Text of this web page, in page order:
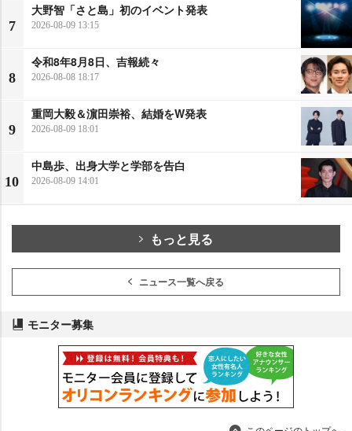
7
大野智「さと島」初のイベント発表
2026-08-09 13:15
8
令和8年8月8日、吉報続々
2026-08-08 18:17
9
重岡大毅＆濵田崇裕、結婚をW発表
2026-08-09 18:01
10
中島歩、出身大学と学部を告白
2026-08-09 14:01
もっと見る
ニュース一覧へ戻る
モニター募集